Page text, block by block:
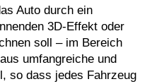
Auto durch ein
3D-Effekt oder
soll – im Bereich
umfangreiche und
so dass jedes Fahrzeug